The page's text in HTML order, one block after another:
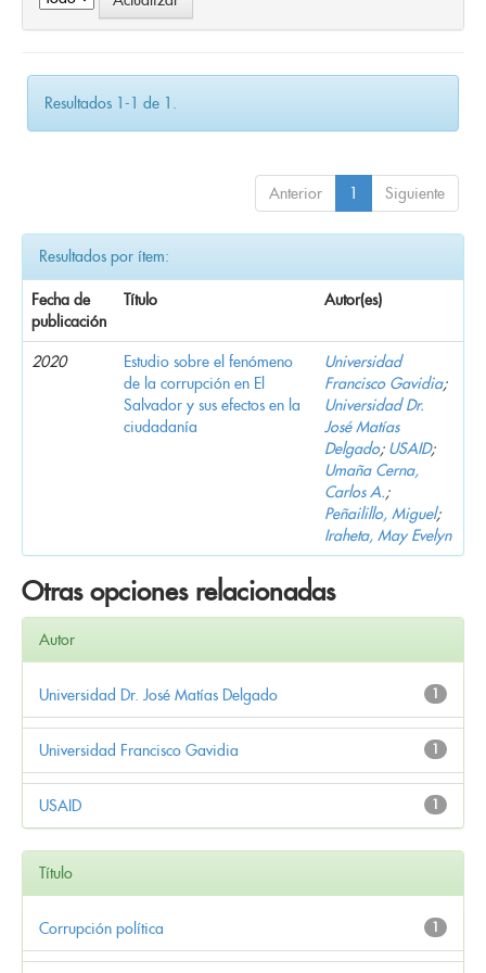
Resultados 1-1 de 1.
Anterior 1 Siguiente
Resultados por ítem:
Fecha de
publicación
Título Autor(es)
2020
Estudio sobre el fenómeno
de la corrupción en El
Salvador y sus efectos en la
ciudadanía
Universidad
Francisco Gavidia;
Universidad Dr.
José Matías
Delgado; USAID;
Umaña Cerna,
Carlos A.;
Peñailillo, Miguel;
Iraheta, May Evelyn
Otras opciones relacionadas
Autor
1
Universidad Dr. José Matías Delgado
1
Universidad Francisco Gavidia
1
USAID
Título
1
Corrupción política